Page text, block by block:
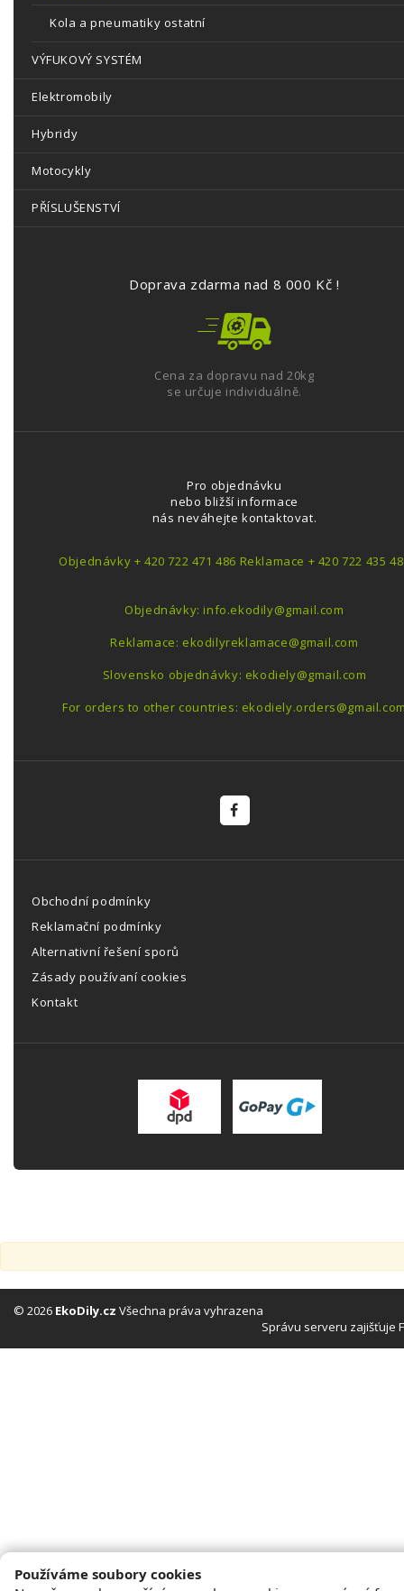
Kola a pneumatiky ostatní
VÝFUKOVÝ SYSTÉM
Elektromobily
Hybridy
Motocykly
PŘÍSLUŠENSTVÍ
Doprava zdarma nad 8 000 Kč !
Cena za dopravu nad 20kg
se určuje individuálně.
Pro objednávku
nebo bližší informace
nás neváhejte kontaktovat.
Objednávky + 420 722 471 486 Reklamace + 420 722 435
Objednávky: info.ekodily@gmail.com
Reklamace: ekodilyreklamace@gmail.com
Slovensko objednávky: ekodiely@gmail.com
For orders to other countries:
Obchodní podmínky
Reklamační podmínky
Alternativní řešení sporů
Zásady používaní cookies
Kontakt
© 2026 EkoDily.cz Všechna práva vyhrazena
Správu serveru zajišťuje
Používáme soubory cookies